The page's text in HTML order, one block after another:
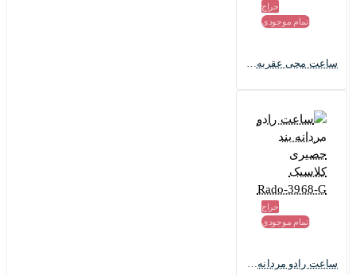
حراج
اتمام موجودی
ساعت مچی عقربه ای ست رادو مدل Rado-1970-S
حراج
اتمام موجودی
ساعت رادو مردانه بند حصیری کلاسیک Rado-3968-G